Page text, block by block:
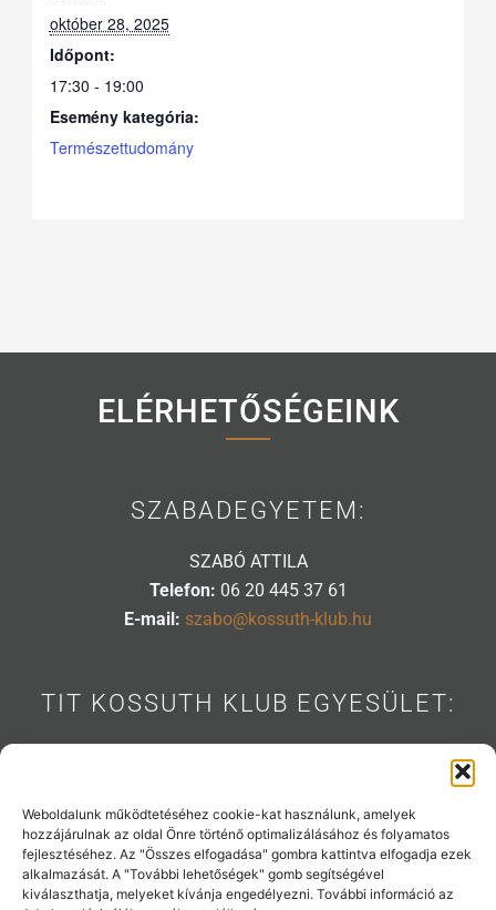
Weboldalunk működtetéséhez cookie-kat használunk, amelyek
hozzájárulnak az oldal Önre történő optimalizálásához és folyamatos
fejlesztéséhez. Az "Összes elfogadása" gombra kattintva elfogadja ezek
alkalmazását. A "További lehetőségek" gomb segítségével
kiválaszthatja, melyeket kívánja engedélyezni. További információ az
október 28, 2025
Időpont:
17:30 - 19:00
Esemény kategória:
Természettudomány
ELÉRHETŐSÉGEINK
SZABADEGYETEM:
SZABÓ ATTILA
Telefon: 06 20 445 37 61
E-mail: szabo@kossuth-klub.hu
TIT KOSSUTH KLUB EGYESÜLET:
E-mail: info@kossuth-klub.hu
Támogatóink: